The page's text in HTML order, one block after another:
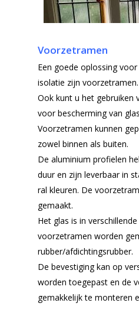
Voorzetramen
Een goede oplossing
isolatie zijn voorzetramen.
Ook kunt u het gebruiken
voor bescherming van
Voorzetramen kunnen
zowel binnen als buiten.
De aluminium profielen
duur en zijn leverbaar in
ral kleuren. De
gemaakt.
Het glas is in
voorzetramen worden
rubber/afdichtingsrubber.
De bevestiging kan op
worden toegepast en de
gemakkelijk te monteren